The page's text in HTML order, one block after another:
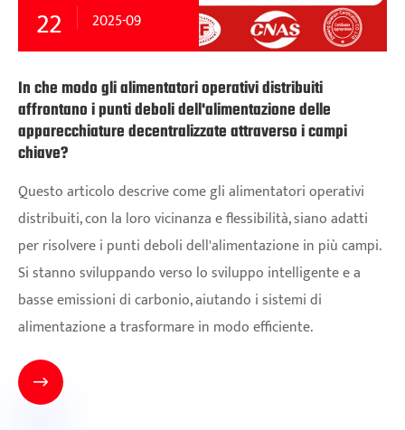
22 2025-09
In che modo gli alimentatori operativi distribuiti
affrontano i punti deboli dell'alimentazione delle
apparecchiature decentralizzate attraverso i campi
chiave?
Questo articolo descrive come gli alimentatori operativi
distribuiti, con la loro vicinanza e flessibilità, siano adatti
per risolvere i punti deboli dell'alimentazione in più campi.
Si stanno sviluppando verso lo sviluppo intelligente e a
basse emissioni di carbonio, aiutando i sistemi di
alimentazione a trasformare in modo efficiente.
